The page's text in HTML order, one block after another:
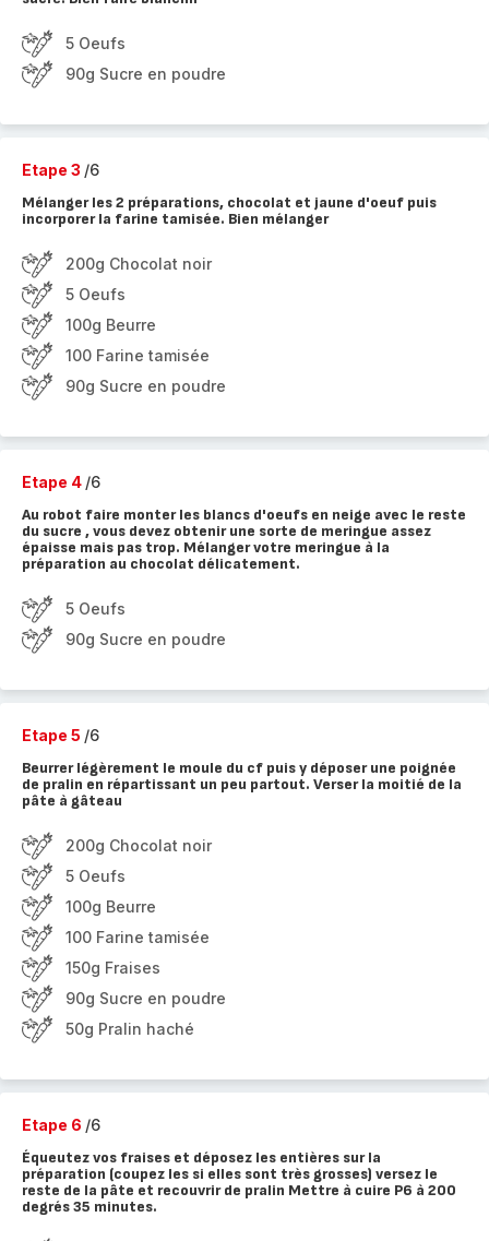
5 Oeufs
90g Sucre en poudre
Etape 3 /6
Mélanger les 2 préparations, chocolat et jaune d'oeuf puis
incorporer la farine tamisée. Bien mélanger
200g Chocolat noir
5 Oeufs
100g Beurre
100 Farine tamisée
90g Sucre en poudre
Etape 4 /6
Au robot faire monter les blancs d'oeufs en neige avec le reste
du sucre , vous devez obtenir une sorte de meringue assez
épaisse mais pas trop. Mélanger votre meringue à la
préparation au chocolat délicatement.
5 Oeufs
90g Sucre en poudre
Etape 5 /6
Beurrer légèrement le moule du cf puis y déposer une poignée
de pralin en répartissant un peu partout. Verser la moitié de la
pâte à gâteau
200g Chocolat noir
5 Oeufs
100g Beurre
100 Farine tamisée
150g Fraises
90g Sucre en poudre
50g Pralin haché
Etape 6 /6
Équeutez vos fraises et déposez les entières sur la
préparation (coupez les si elles sont très grosses) versez le
reste de la pâte et recouvrir de pralin Mettre à cuire P6 à 200
degrés 35 minutes.